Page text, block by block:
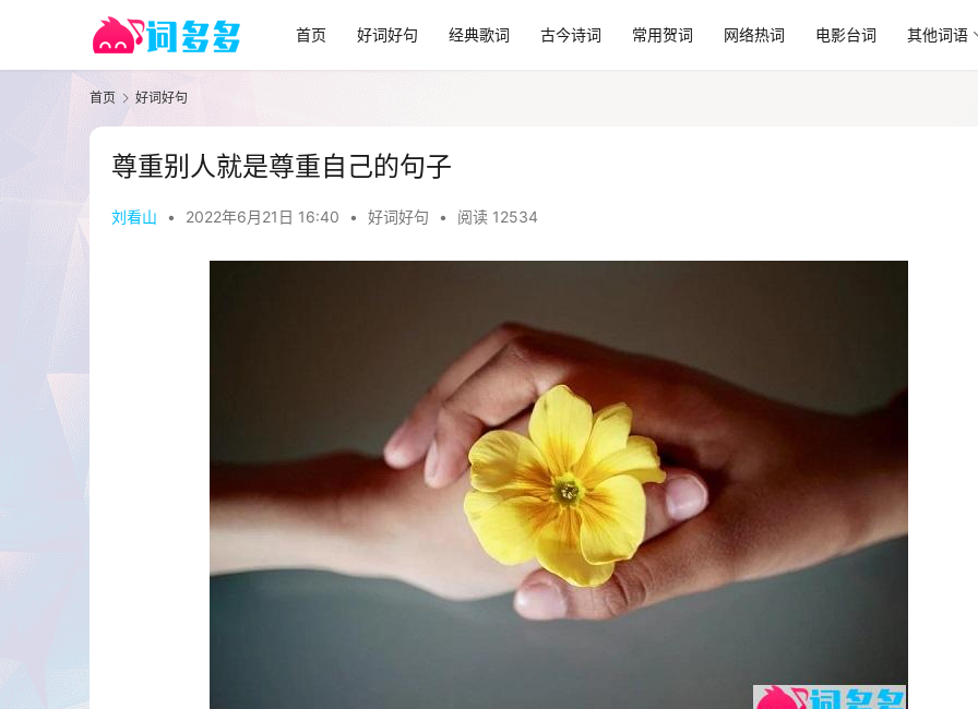
首页 好词好句 经典歌词 古今诗词 常用贺词 网络热词 电影台词 其他词语
首页 好词好句
尊重别人就是尊重自己的句子
刘看山 • 2022年6月21日 16:40 • 好词好句 • 阅读 12534